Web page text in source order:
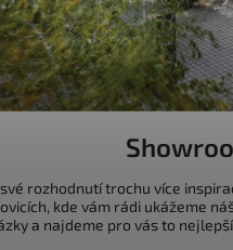
rozhodnutí trochu více
kde vám rádi ukážeme
a najdeme pro vás to